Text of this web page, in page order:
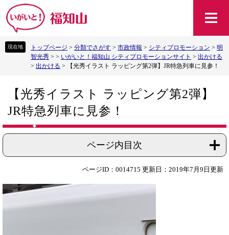
ー
ニ
へ
トップページ > 分類でさがす > 市政情報 > シティプロモーション > 明
智光秀 > > いがいと！福知山 シティプロモーションサイト > 出かける
> 出かける > 【光秀イラスト ラッピング第2弾】JR特急列車に見参！
【光秀イラスト ラッピング第2弾】
JR特急列車に見参！
ページ内目次
ページID：0014715 更新日：2019年7月9日更新